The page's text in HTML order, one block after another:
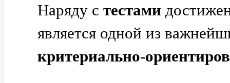
Наряду с тестами
является одной из
критериально-